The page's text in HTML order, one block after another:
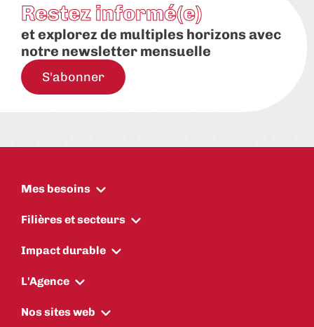
Restez informé(e)
et explorez de multiples horizons avec
notre newsletter mensuelle
S'abonner
Mes besoins
Filières et secteurs
Impact durable
L'Agence
Nos sites web